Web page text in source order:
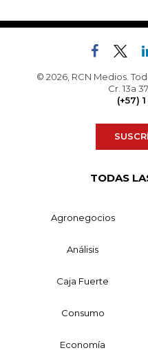
© 2026, RCN Medios.
Cr. 13a
(+57)
TODAS
Agronegocios
Análisis
Caja Fuerte
Consumo
Economía